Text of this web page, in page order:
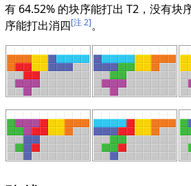
有 64.52% 的块序能打出 T2，没有块
序能打出消四[注 2]。